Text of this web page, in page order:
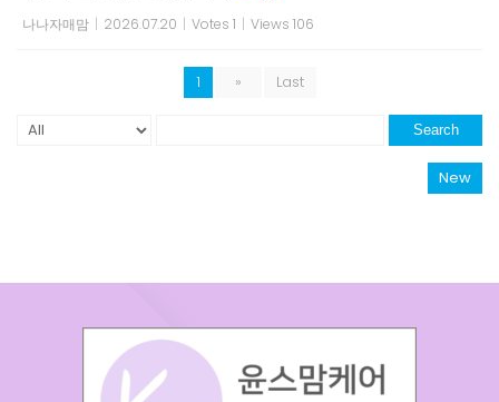
나나자매맘 | 2026.07.20 | Votes 1 | Views 106
1 » Last
Search
New